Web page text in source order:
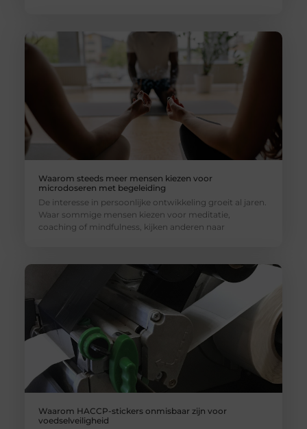
Waarom steeds meer mensen kiezen voor
microdoseren met begeleiding
De interesse in persoonlijke ontwikkeling groeit al jaren.
Waar sommige mensen kiezen voor meditatie,
coaching of mindfulness, kijken anderen naar
Waarom HACCP-stickers onmisbaar zijn voor
voedselveiligheid